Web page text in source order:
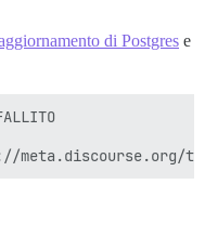
di Postgres e